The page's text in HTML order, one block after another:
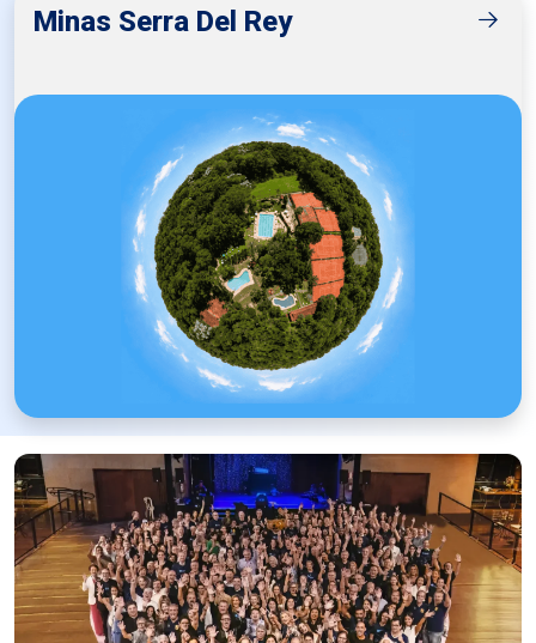
Minas Serra Del Rey